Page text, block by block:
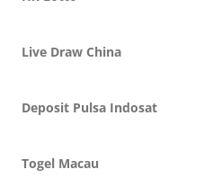
Live Draw China
Deposit Pulsa Indosat
Togel Macau